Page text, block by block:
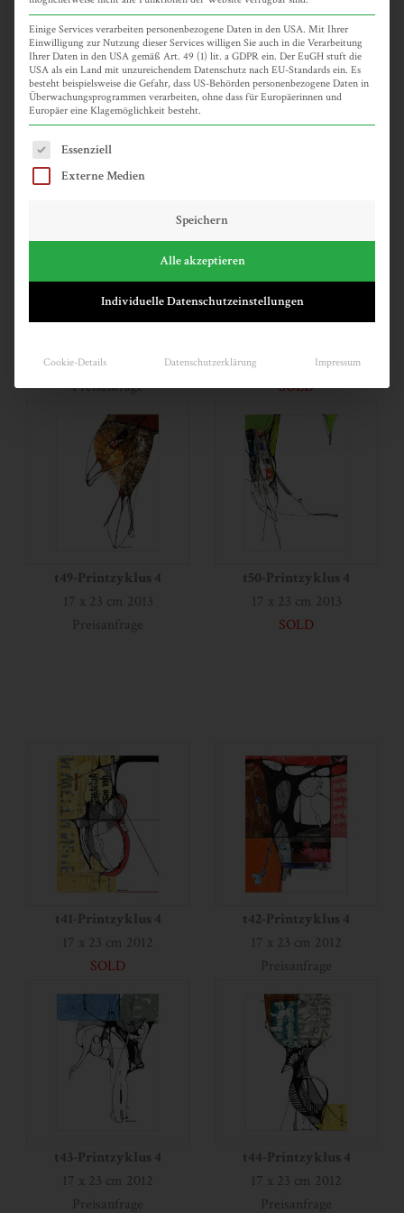
17 x 23 cm 2014
Preisanfrage
17 x 23 cm 2014
SOLD
17 x 23 cm 2013
Preisanfrage
17 x 23 cm 2013
SOLD
t49-Printzyklus 4
17 x 23 cm 2013
Preisanfrage
t50-Printzyklus 4
17 x 23 cm 2013
SOLD
t41-Printzyklus 4
17 x 23 cm 2012
SOLD
t42-Printzyklus 4
17 x 23 cm 2012
Preisanfrage
t43-Printzyklus 4
17 x 23 cm 2012
Preisanfrage
t44-Printzyklus 4
17 x 23 cm 2012
Preisanfrage
Einige Services verarbeiten personenbezogene Daten in den USA. Mit Ihrer
Einwilligung zur Nutzung dieser Services willigen Sie auch in die Verarbeitung
Ihrer Daten in den USA gemäß Art. 49 (1) lit. a GDPR ein. Der EuGH stuft die
USA als ein Land mit unzureichendem Datenschutz nach EU-Standards ein. Es
besteht beispielsweise die Gefahr, dass US-Behörden personenbezogene Daten in
Überwachungsprogrammen verarbeiten, ohne dass für Europäerinnen und
Europäer eine Klagemöglichkeit besteht.
Es folgt eine Liste der Service-Gruppen, für die eine
Essenziell
Externe Medien
Speichern
Alle akzeptieren
Individuelle Datenschutzeinstellungen
Cookie-Details Datenschutzerklärung Impressum